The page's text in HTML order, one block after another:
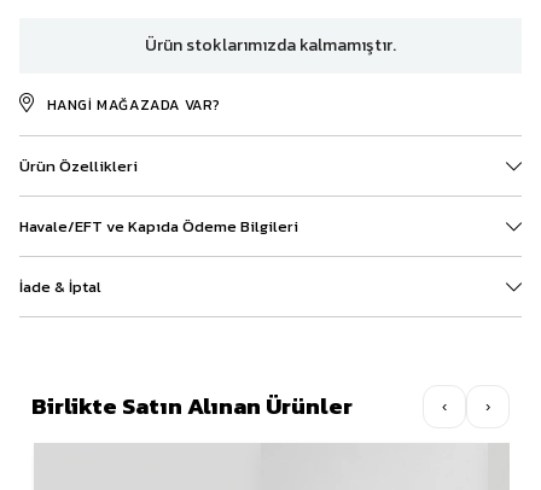
Ürün stoklarımızda kalmamıştır.
HANGI MAĞAZADA VAR?
Ürün Özellikleri
Havale/EFT ve Kapıda Ödeme Bilgileri
İade & İptal
Birlikte Satın Alınan Ürünler ‹ ›